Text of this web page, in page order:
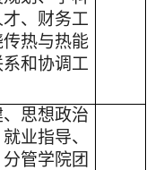
、财务工
热与热能
和协调工
思想政治
业指导、
管学院团